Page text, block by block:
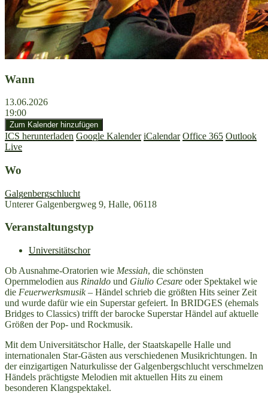
Wann
13.06.2026
19:00
Zum Kalender hinzufügen
ICS herunterladen Google Kalender iCalendar Office 365 Outlook
Live
Wo
Galgenbergschlucht
Unterer Galgenbergweg 9, Halle, 06118
Veranstaltungstyp
Universitätschor
Ob Ausnahme-Oratorien wie Messiah, die schönsten
Opernmelodien aus Rinaldo und Giulio Cesare oder Spektakel wie
die Feuerwerksmusik– Händel schrieb die größten Hits seiner Zeit
und wurde dafür wie ein Superstar gefeiert. In BRIDGES (ehemals
Bridges to Classics) trifft der barocke Superstar Händel auf aktuelle
Größen der Pop- und Rockmusik.
Mit dem Universitätschor Halle, der Staatskapelle Halle und
internationalen Star-Gästen aus verschiedenen Musikrichtungen. In
der einzigartigen Naturkulisse der Galgenbergschlucht verschmelzen
Händels prächtigste Melodien mit aktuellen Hits zu einem
besonderen Klangspektakel.